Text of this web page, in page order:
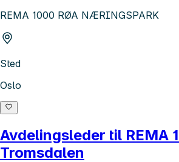
REMA 1000 RØA NÆRINGSPARK
Sted
Oslo
Avdelingsleder til REMA
Tromsdalen